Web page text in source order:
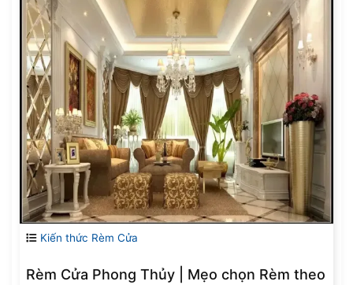
Kiến thức Rèm Cửa
Rèm Cửa Phong Thủy | Mẹo chọn Rèm theo